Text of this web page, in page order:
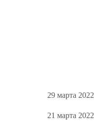
29 марта 2022
21 марта 2022